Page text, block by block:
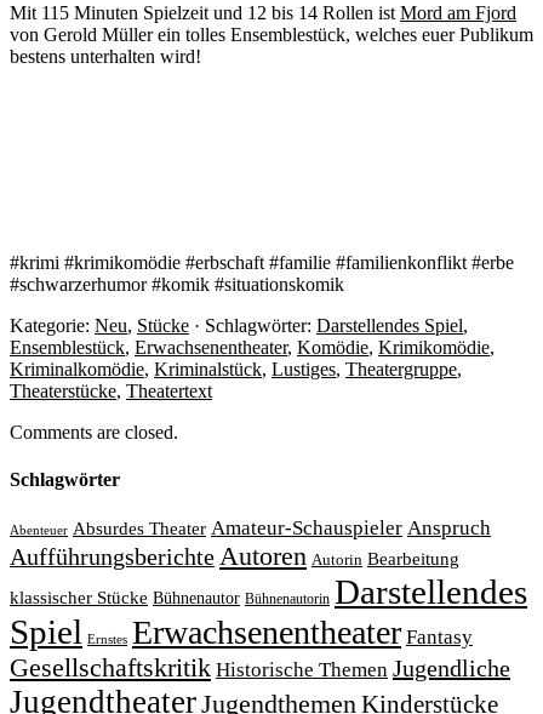
Mit 115 Minuten Spielzeit und 12 bis 14 Rollen ist Mord am Fjord
von Gerold Müller ein tolles Ensemblestück, welches euer Publikum
bestens unterhalten wird!
#krimi #krimikomödie #erbschaft #familie #familienkonflikt #erbe
#schwarzerhumor #komik #situationskomik
Kategorie: Neu, Stücke · Schlagwörter: Darstellendes Spiel,
Ensemblestück, Erwachsenentheater, Komödie, Krimikomödie,
Kriminalkomödie, Kriminalstück, Lustiges, Theatergruppe,
Theaterstücke, Theatertext
Comments are closed.
Schlagwörter
Abenteuer Absurdes Theater Amateur-Schauspieler Anspruch
AufführungsberichteAutoren Autorin Bearbeitung
klassischer Stücke Bühnenautor Bühnenautorin Darstellendes
Spiel Ernstes Erwachsenentheater Fantasy
Gesellschaftskritik Historische Themen Jugendliche
JugendtheaterJugendthemenKinderstücke